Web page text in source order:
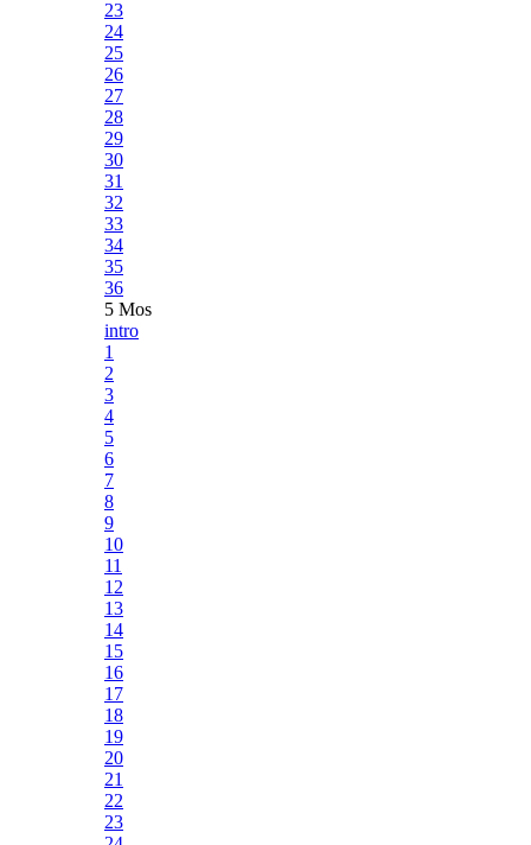
23
24
25
26
27
28
29
30
31
32
33
34
35
36
5 Mos
intro
1
2
3
4
5
6
7
8
9
10
11
12
13
14
15
16
17
18
19
20
21
22
23